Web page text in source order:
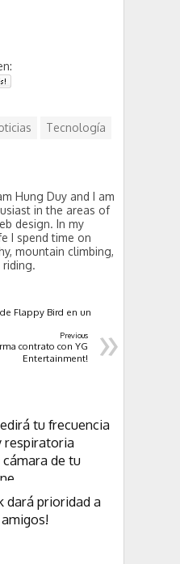
Tecnología
Hung Duy and I am
in the areas of
design. In my
I spend time on
mountain climbing,
riding.
Flappy Bird en un
»
Previous
contrato con YG
Entertainment!
tu frecuencia
respiratoria
de tu
dará prioridad a